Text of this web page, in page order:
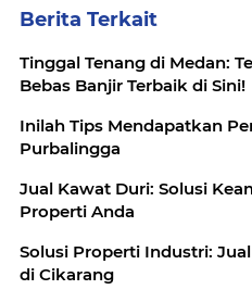
Berita Terkait
Tinggal Tenang di Medan:
Bebas Banjir Terbaik di Sini!
Inilah Tips Mendapatkan
Purbalingga
Jual Kawat Duri: Solusi
Properti Anda
Solusi Properti Industri:
di Cikarang